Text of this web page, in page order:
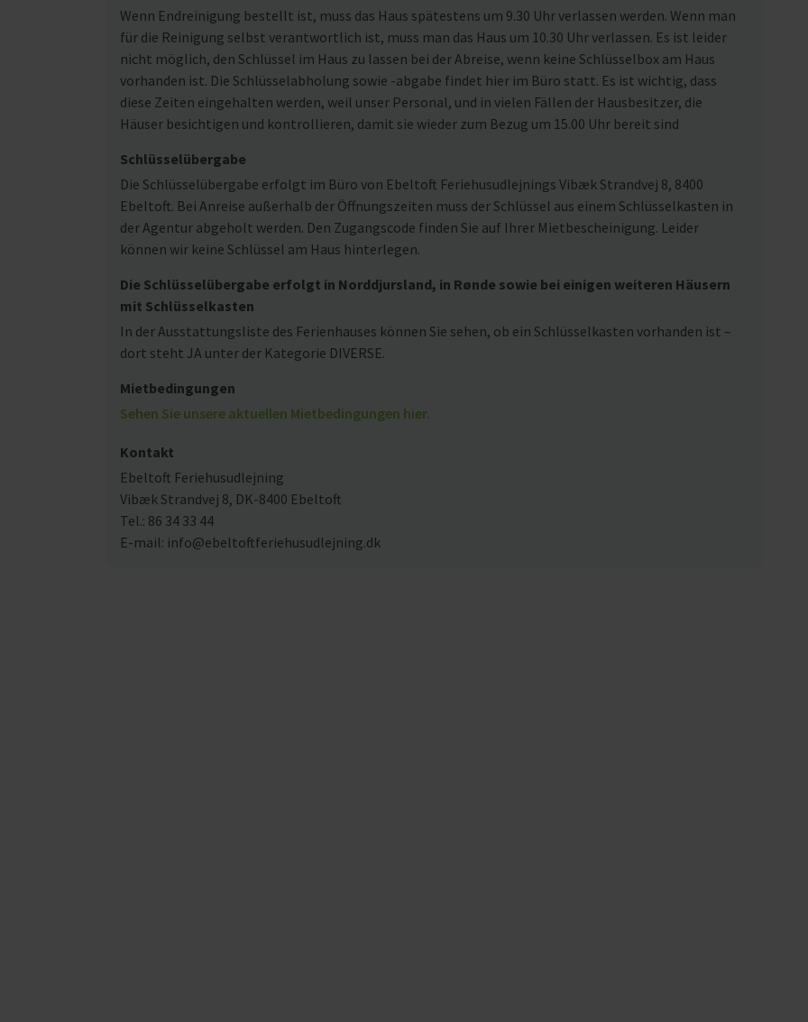
Wenn Endreinigung bestellt ist, muss das Haus spätestens um 9.30 Uhr verlassen werden. Wenn man
für die Reinigung selbst verantwortlich ist, muss man das Haus um 10.30 Uhr verlassen. Es ist leider
nicht möglich, den Schlüssel im Haus zu lassen bei der Abreise, wenn keine Schlüsselbox am Haus
vorhanden ist. Die Schlüsselabholung sowie -abgabe findet hier im Büro statt. Es ist wichtig, dass
diese Zeiten eingehalten werden, weil unser Personal, und in vielen Fällen der Hausbesitzer, die
Häuser besichtigen und kontrollieren, damit sie wieder zum Bezug um 15.00 Uhr bereit sind
Schlüsselübergabe
Die Schlüsselübergabe erfolgt im Büro von Ebeltoft Feriehusudlejnings Vibæk Strandvej 8, 8400
Ebeltoft. Bei Anreise außerhalb der Öffnungszeiten muss der Schlüssel aus einem Schlüsselkasten in
der Agentur abgeholt werden. Den Zugangscode finden Sie auf Ihrer Mietbescheinigung. Leider
können wir keine Schlüssel am Haus hinterlegen.
Die Schlüsselübergabe erfolgt in Norddjursland, in Rønde sowie bei einigen weiteren Häusern
mit Schlüsselkasten
In der Ausstattungsliste des Ferienhauses können Sie sehen, ob ein Schlüsselkasten vorhanden ist –
dort steht JA unter der Kategorie DIVERSE.
Mietbedingungen
Sehen Sie unsere aktuellen Mietbedingungen hier.
Kontakt
Ebeltoft Feriehusudlejning
Vibæk Strandvej 8, DK-8400 Ebeltoft
Tel.: 86 34 33 44
E-mail: info@ebeltoftferiehusudlejning.dk